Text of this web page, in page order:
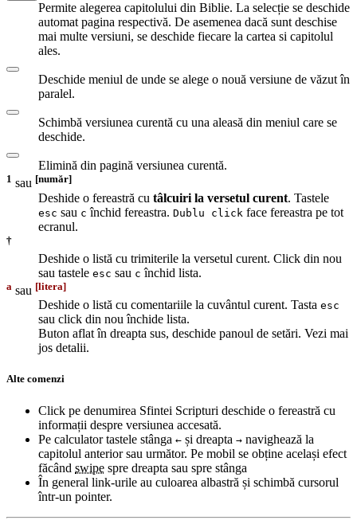
Permite alegerea capitolului din Biblie. La selecție se deschide
automat pagina respectivă. De asemenea dacă sunt deschise
mai multe versiuni, se deschide fiecare la cartea si capitolul
ales.
Deschide meniul de unde se alege o nouă versiune de văzut în
paralel.
Schimbă versiunea curentă cu una aleasă din meniul care se
deschide.
Elimină din pagină versiunea curentă.
1 sau [număr]
Deshide o fereastră cu tâlcuiri la versetul curent. Tastele
esc sau c închid fereastra. Dublu click face fereastra pe tot
ecranul.
†
Deshide o listă cu trimiterile la versetul curent. Click din nou
sau tastele esc sau c închid lista.
a sau [litera]
Deshide o listă cu comentariile la cuvântul curent. Tasta esc
sau click din nou închide lista.
Buton aflat în dreapta sus, deschide panoul de setări. Vezi mai
jos detalii.
Alte comenzi
Click pe denumirea Sfintei Scripturi deschide o fereastră cu
informații despre versiunea accesată.
Pe calculator tastele stânga ← și dreapta → navighează la
capitolul anterior sau următor. Pe mobil se obține același efect
făcând swipe spre dreapta sau spre stânga
În general link-urile au culoarea albastră și schimbă cursorul
într-un pointer.